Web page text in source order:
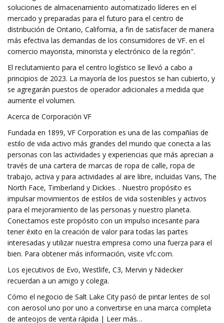
soluciones de almacenamiento automatizado líderes en el
mercado y preparadas para el futuro para el centro de
distribución de Ontario, California, a fin de satisfacer de manera
más efectiva las demandas de los consumidores de VF. en el
comercio mayorista, minorista y electrónico de la región".
El reclutamiento para el centro logístico se llevó a cabo a
principios de 2023. La mayoría de los puestos se han cubierto, y
se agregarán puestos de operador adicionales a medida que
aumente el volumen.
Acerca de Corporación VF
Fundada en 1899, VF Corporation es una de las compañías de
estilo de vida activo más grandes del mundo que conecta a las
personas con las actividades y experiencias que más aprecian a
través de una cartera de marcas de ropa de calle, ropa de
trabajo, activa y para actividades al aire libre, incluidas Vans, The
North Face, Timberland y Dickies. . Nuestro propósito es
impulsar movimientos de estilos de vida sostenibles y activos
para el mejoramiento de las personas y nuestro planeta.
Conectamos este propósito con un impulso incesante para
tener éxito en la creación de valor para todas las partes
interesadas y utilizar nuestra empresa como una fuerza para el
bien. Para obtener más información, visite vfc.com.
Los ejecutivos de Evo, Westlife, C3, Mervin y Nidecker
recuerdan a un amigo y colega.
Cómo el negocio de Salt Lake City pasó de pintar lentes de sol
con aerosol uno por uno a convertirse en una marca completa
de anteojos de venta rápida | Leer más…